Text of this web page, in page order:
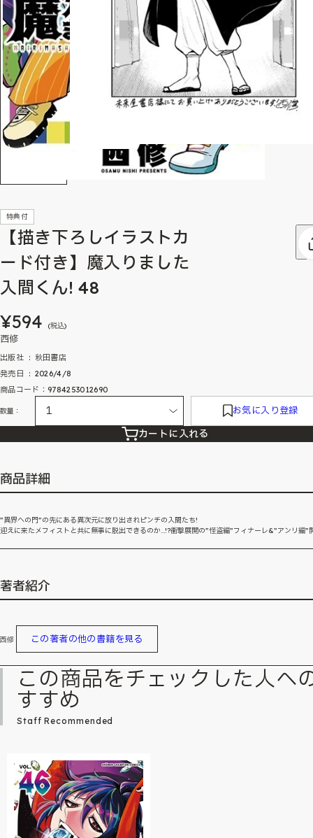
特典付
【描き下ろしイラストカ
ード付き】魔入りました
入間くん! 48
¥594 (税込)
西修
出版社 ‏ : ‎ 秋田書店
発売日 ‏ : ‎ 2026/4/8
商品コード：9784253012690
数量： お気に入り登録
カートに入れる
商品詳細
”異界への門”の先にある異次元に放り出されピンチの入間たち!
迎えに来たメフィストと共に無事に脱出できるのか…!?衝撃展開の”怪盗編”フィナーレ&”アンリ編”
著者紹介
西修 この著者の他の書籍を見る
この商品をチェックした人へ
すすめ
Staff Recommended